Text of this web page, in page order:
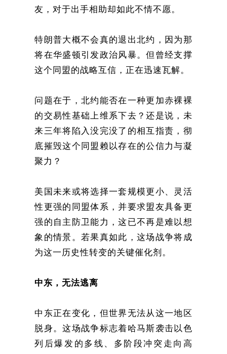
友，对于出手相助却如此不情不愿。
特朗普大概不会真的退出北约，因为那
将在华盛顿引发政治风暴。但曾经支撑
这个同盟的战略互信，正在迅速瓦解。
问题在于，北约能否在一种更加赤裸裸
的交易性基础上维系下去？还是说，未
来三年将陷入没完没了的相互指责，彻
底摧毁这个同盟赖以存在的公信力与凝
聚力？
美国未来或将选择一套规模更小、灵活
性更强的同盟体系，并要求盟友具备更
强的自主防卫能力，这已不再是难以想
象的情景。若果真如此，这场战争将成
为这一历史性转变的关键催化剂。
中东，无法逃离
中东正在变化，但世界无法从这一地区
脱身。这场战争标志着哈马斯袭击以色
列后爆发的多线、多阶段冲突走向高